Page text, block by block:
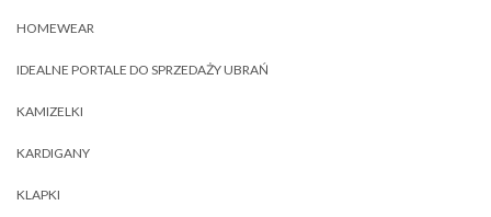
HOMEWEAR
IDEALNE PORTALE DO SPRZEDAŻY UBRAŃ
KAMIZELKI
KARDIGANY
KLAPKI